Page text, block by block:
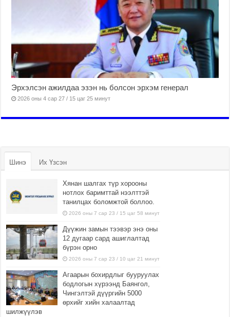
Эрхэлсэн ажилдаа эзэн нь болсон эрхэм генерал
2026 оны 4 сар 27 / 15 цаг 25 минут
Шинэ Их Үзсэн
Хянан шалгах түр хорооны
нотлох баримттай нээлттэй
танилцах боломжтой боллоо.
2026 оны 7 сар 23 / 15 цаг 58 минут
Дүүжин замын тээвэр энэ оны
12 дугаар сард ашиглалтад
бүрэн орно
2026 оны 7 сар 23 / 10 цаг 21 минут
Агаарын бохирдлыг бууруулах
бодлогын хүрээнд Баянгол,
Чингэлтэй дүүргийн 5000
өрхийг хийн халаалтад
шилжүүлэв